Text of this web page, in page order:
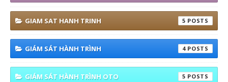
GIAM SAT HANH TRINH 5
GIÁM SÁT HÀNH TRÌNH 4
GIÁM SÁT HÀNH TRÌNH OTO 5